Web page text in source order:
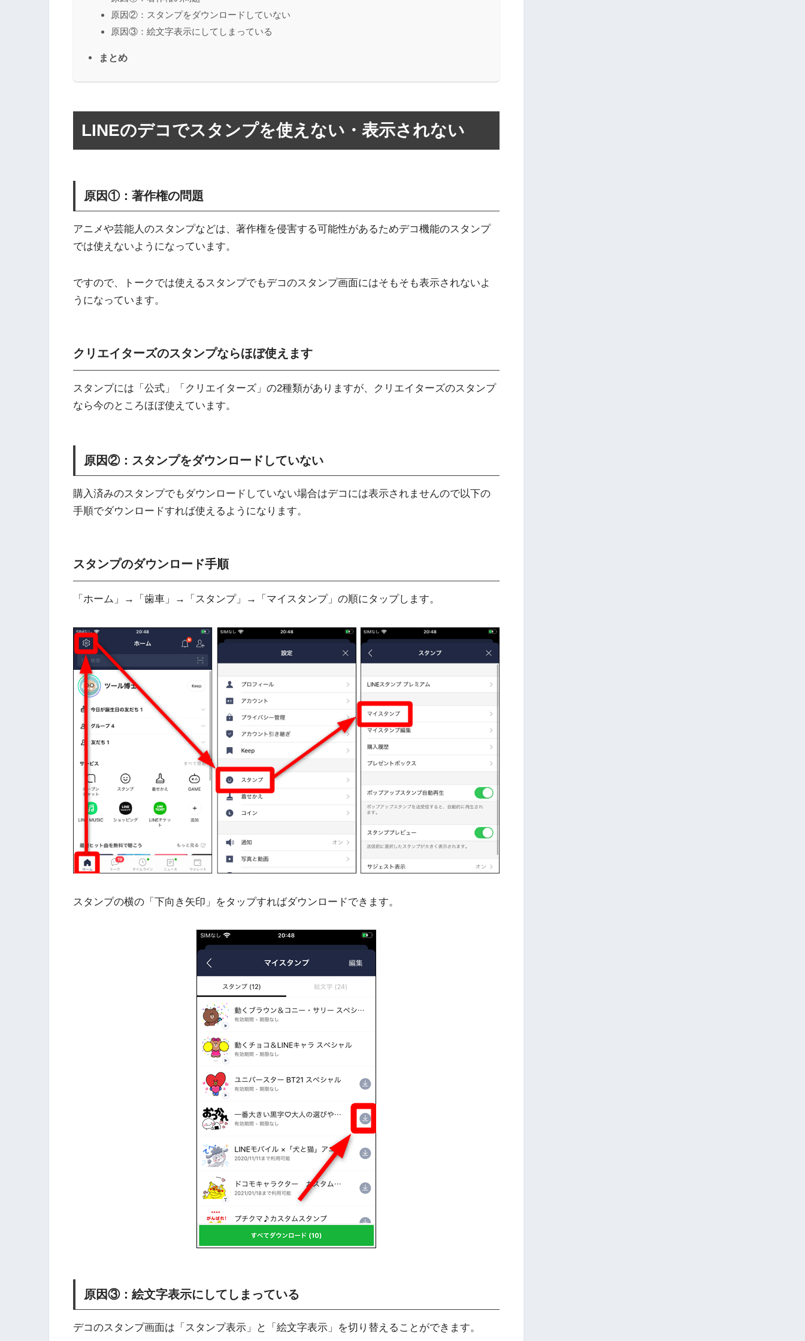
原因②：スタンプをダウンロードしていない
原因③：絵文字表示にしてしまっている
まとめ
LINEのデコでスタンプを使えない・表示されない
原因①：著作権の問題
アニメや芸能人のスタンプなどは、著作権を侵害する可能性があるためデコ機能のスタンプ
では使えないようになっています。
ですので、トークでは使えるスタンプでもデコのスタンプ画面にはそもそも表示されないよ
うになっています。
クリエイターズのスタンプならほぼ使えます
スタンプには「公式」「クリエイターズ」の2種類がありますが、クリエイターズのスタンプ
なら今のところほぼ使えています。
原因②：スタンプをダウンロードしていない
購入済みのスタンプでもダウンロードしていない場合はデコには表示されませんので以下の
手順でダウンロードすれば使えるようになります。
スタンプのダウンロード手順
「ホーム」→「歯車」→「スタンプ」→「マイスタンプ」の順にタップします。
スタンプの横の「下向き矢印」をタップすればダウンロードできます。
原因③：絵文字表示にしてしまっている
デコのスタンプ画面は「スタンプ表示」と「絵文字表示」を切り替えることができます。